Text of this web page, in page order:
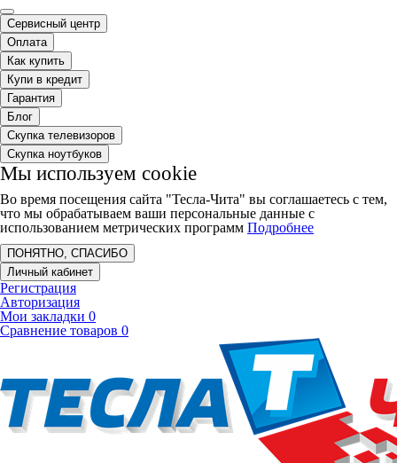
Сервисный центр
Оплата
Как купить
Купи в кредит
Гарантия
Блог
Скупка телевизоров
Скупка ноутбуков
Мы используем cookie
Во время посещения сайта "Тесла-Чита" вы соглашаетесь с тем,
что мы обрабатываем ваши персональные данные с
использованием метрических программ Подробнее
ПОНЯТНО, СПАСИБО
Личный кабинет
Регистрация
Авторизация
Мои закладки 0
Сравнение товаров 0